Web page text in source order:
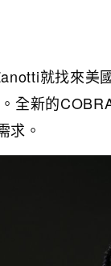
就找來美
全新的
求。